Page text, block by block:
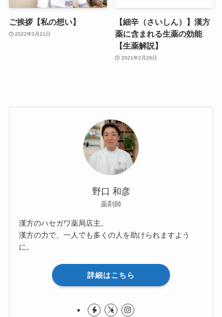
ご挨拶【私の想い】
2022年3月21日
【細辛（さいしん）】漢方
薬に含まれる生薬の効能
【生薬解説】
2021年2月26日
野口 和彦
薬剤師
漢方のハセガワ薬局店主。
漢方の力で、一人でも多くの人を助けられますよう
に。
詳細はこちら